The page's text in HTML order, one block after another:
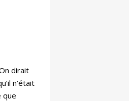
dirait
n’était
que